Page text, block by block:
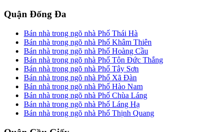
Quận Đống Đa
Bán nhà trong ngõ nhà Phố Thái Hà
Bán nhà trong ngõ nhà Phố Khâm Thiên
Bán nhà trong ngõ nhà Phố Hoàng Cầu
Bán nhà trong ngõ nhà Phố Tôn Đức Thắng
Bán nhà trong ngõ nhà Phố Tây Sơn
Bán nhà trong ngõ nhà Phố Xã Đàn
Bán nhà trong ngõ nhà Phố Hào Nam
Bán nhà trong ngõ nhà Phố Chùa Láng
Bán nhà trong ngõ nhà Phố Láng Hạ
Bán nhà trong ngõ nhà Phố Thịnh Quang